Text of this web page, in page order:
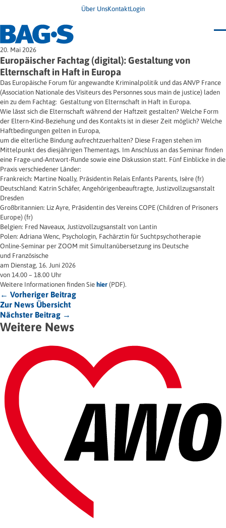
Über UnsKontaktLogin
Bundestagung 2026
Wo finde ich Hilfe?
News
Termine
Veröffentlichungen
Infodienst
Wegweiser
Jugendbroschüre
Impulse
Presse & Stellungnahmen
Newsletter
Unsere Themen
Angehörige
Ersatzfreiheitsstrafe
Freie Straffälligenhilfe
Gesundheit
Migration
Frauen
Wohnen
20. Mai 2026
Europäischer Fachtag (digital): Gestaltung von
Elternschaft in Haft in Europa
Das Europäische Forum für angewandte Kriminalpolitik und das ANVP France
(Association Nationale des Visiteurs des Personnes sous main de justice) laden
ein zu dem Fachtag: Gestaltung von Elternschaft in Haft in Europa.
Wie lässt sich die Elternschaft während der Haftzeit gestalten? Welche Form
der Eltern-Kind-Beziehung und des Kontakts ist in dieser Zeit möglich? Welche
Haftbedingungen gelten in Europa,
um die elterliche Bindung aufrechtzuerhalten? Diese Fragen stehen im
Mittelpunkt des diesjährigen Thementags. Im Anschluss an das Seminar finden
eine Frage-und-Antwort-Runde sowie eine Diskussion statt. Fünf Einblicke in die
Praxis verschiedener Länder:
Frankreich: Martine Noally, Präsidentin Relais Enfants Parents, Isère (fr)
Deutschland: Katrin Schäfer, Angehörigenbeauftragte, Justizvollzugsanstalt
Dresden
Großbritannien: Liz Ayre, Präsidentin des Vereins COPE (Children of Prisoners
Europe) (fr)
Belgien: Fred Naveaux, Justizvollzugsanstalt von Lantin
Polen: Adriana Wenc, Psychologin, Fachärztin für Suchtpsychotherapie
Online-Seminar per ZOOM mit Simultanübersetzung ins Deutsche
und Französische
am Dienstag, 16. Juni 2026
von 14.00 – 18.00 Uhr
Weitere Informationen finden Sie hier (PDF).
← Vorheriger Beitrag
Zur News Übersicht
Nächster Beitrag →
Weitere News